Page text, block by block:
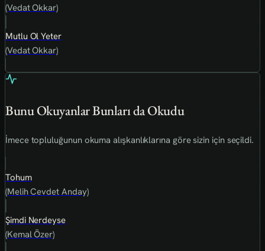
(Vedat Okkar)
Mutlu Ol Yeter
(Vedat Okkar)
Bunu Okuyanlar Bunları da Okudu
İmece topluluğunun okuma alışkanlıklarına göre sizin için seçildi.
Tohum
(Melih Cevdet Anday)
Şimdi Nerdeyse
(Kemal Özer)